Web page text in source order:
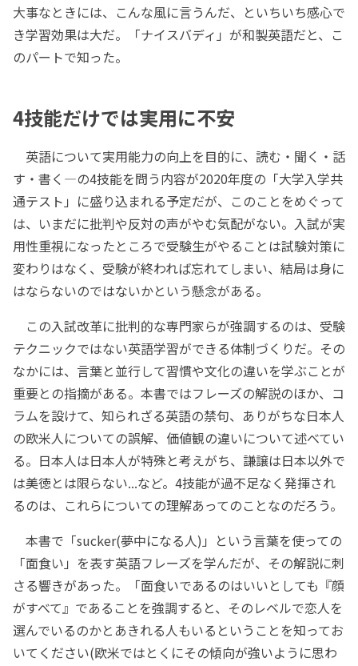
大事なときには、こんな風に言うんだ、といちいち感心で
き学習効果は大だ。「ナイスバディ」が和製英語だと、こ
のパートで知った。
4技能だけでは実用に不安
英語について実用能力の向上を目的に、読む・聞く・話
す・書く―の4技能を問う内容が2020年度の「大学入学共
通テスト」に盛り込まれる予定だが、このことをめぐって
は、いまだに批判や反対の声がやむ気配がない。入試が実
用性重視になったところで受験生がやることは試験対策に
変わりはなく、受験が終われば忘れてしまい、結局は身に
はならないのではないかという懸念がある。
この入試改革に批判的な専門家らが強調するのは、受験
テクニックではない英語学習ができる体制づくりだ。その
なかには、言葉と並行して習慣や文化の違いを学ぶことが
重要との指摘がある。本書ではフレーズの解説のほか、コ
ラムを設けて、知られざる英語の禁句、ありがちな日本人
の欧米人についての誤解、価値観の違いについて述べてい
る。日本人は日本人が特殊と考えがち、謙譲は日本以外で
は美徳とは限らない...など。4技能が過不足なく発揮され
るのは、これらについての理解あってのことなのだろう。
本書で「sucker(夢中になる人)」という言葉を使っての
「面食い」を表す英語フレーズを学んだが、その解説に刺
さる響きがあった。「面食いであるのはいいとしても『顔
がすべて』であることを強調すると、そのレベルで恋人を
選んでいるのかとあきれる人もいるということを知ってお
いてください(欧米ではとくにその傾向が強いように思わ